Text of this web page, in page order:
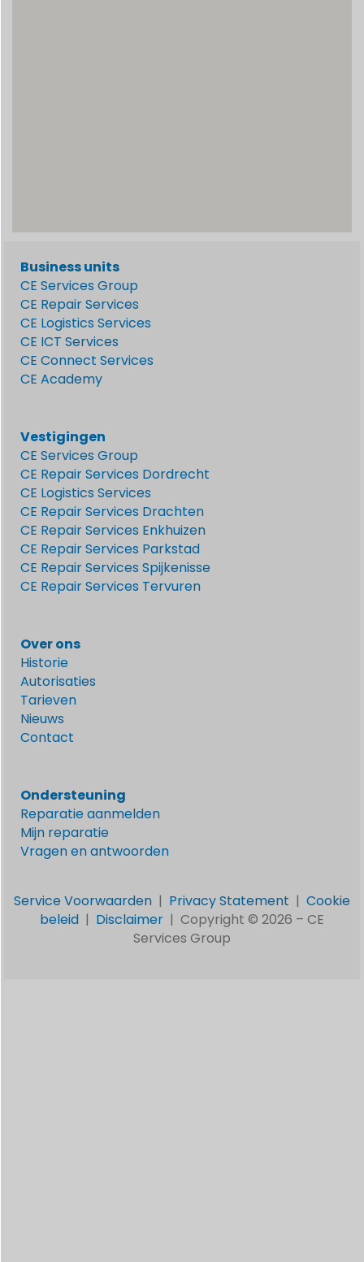
Business units
CE Services Group
CE Repair Services
CE Logistics Services
CE ICT Services
CE Connect Services
CE Academy
Vestigingen
CE Services Group
CE Repair Services Dordrecht
CE Logistics Services
CE Repair Services Drachten
CE Repair Services Enkhuizen
CE Repair Services Parkstad
CE Repair Services Spijkenisse
CE Repair Services Tervuren
Over ons
Historie
Autorisaties
Tarieven
Nieuws
Contact
Ondersteuning
Reparatie aanmelden
Mijn reparatie
Vragen en antwoorden
Service Voorwaarden | Privacy Statement | Cookie
beleid | Disclaimer | Copyright © 2026 – CE
Services Group